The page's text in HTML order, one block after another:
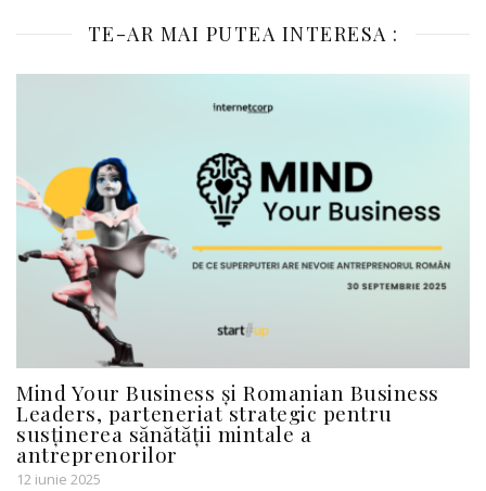
TE-AR MAI PUTEA INTERESA :
Mind Your Business și Romanian Business
Leaders, parteneriat strategic pentru
susținerea sănătății mintale a
antreprenorilor
12 iunie 2025